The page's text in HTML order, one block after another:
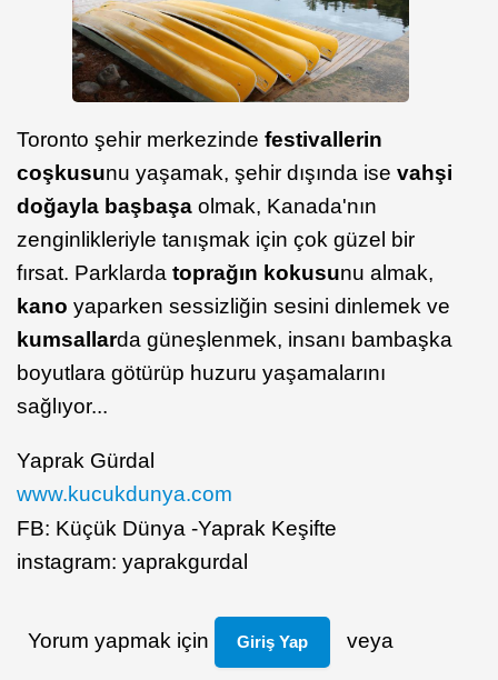
Toronto şehir merkezinde festivallerin
coşkusunu yaşamak, şehir dışında ise vahşi
doğayla başbaşa olmak, Kanada'nın
zenginlikleriyle tanışmak için çok güzel bir
fırsat. Parklarda toprağın kokusunu almak,
kano yaparken sessizliğin sesini dinlemek ve
kumsallarda güneşlenmek, insanı bambaşka
boyutlara götürüp huzuru yaşamalarını
sağlıyor...
Yaprak Gürdal
www.kucukdunya.com
FB: Küçük Dünya -Yaprak Keşifte
instagram: yaprakgurdal
Yorum yapmak için Giriş Yap veya